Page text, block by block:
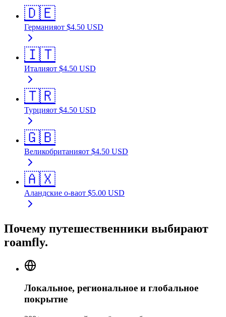
🇩🇪
Германияот $4.50 USD
🇮🇹
Италияот $4.50 USD
🇹🇷
Турцияот $4.50 USD
🇬🇧
Великобританияот $4.50 USD
🇦🇽
Аландские о-ваот $5.00 USD
Почему путешественники выбирают
roamfly.
Локальное, региональное и глобальное
покрытие